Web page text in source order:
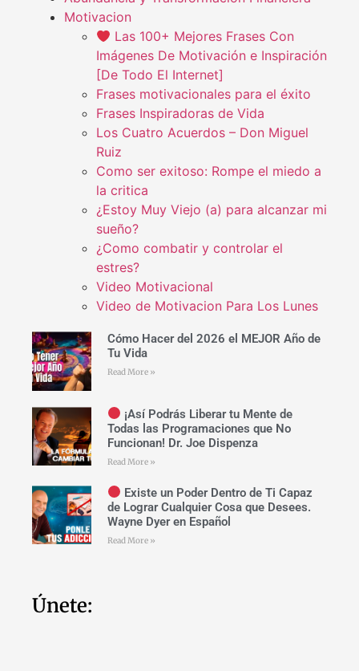
Motivacion
Las 100+ Mejores Frases Con
Imágenes De Motivación e Inspiración
[De Todo El Internet]
Frases motivacionales para el éxito
Frases Inspiradoras de Vida
Los Cuatro Acuerdos – Don Miguel
Ruiz
Como ser exitoso: Rompe el miedo a
la critica
¿Estoy Muy Viejo (a) para alcanzar mi
sueño?
¿Como combatir y controlar el
estres?
Video Motivacional
Video de Motivacion Para Los Lunes
Cómo Hacer del 2026 el MEJOR Año de
Tu Vida
Read More »
¡Así Podrás Liberar tu Mente de
Todas las Programaciones que No
Funcionan! Dr. Joe Dispenza
Read More »
Existe un Poder Dentro de Ti Capaz
de Lograr Cualquier Cosa que Desees.
Wayne Dyer en Español
Read More »
Únete: